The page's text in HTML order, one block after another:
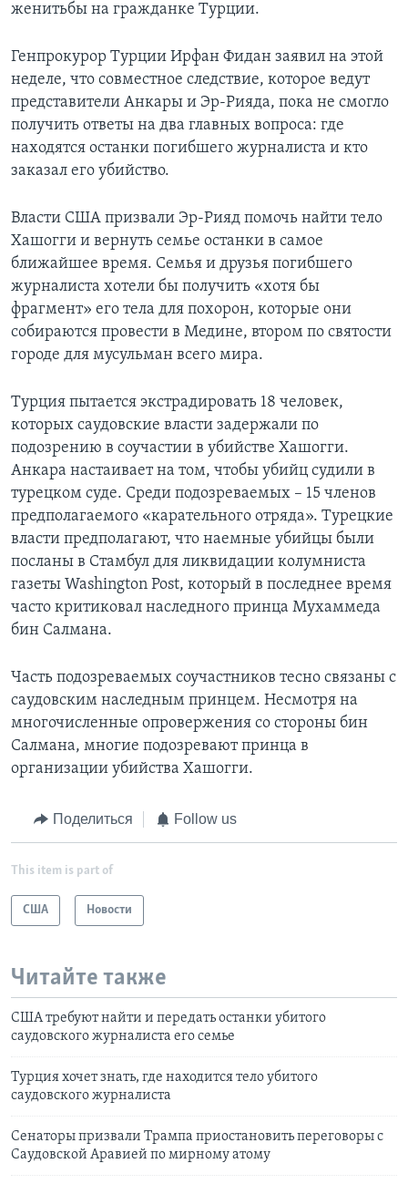
женитьбы на гражданке Турции.
Генпрокурор Турции Ирфан Фидан заявил на этой
неделе, что совместное следствие, которое ведут
представители Анкары и Эр-Рияда, пока не смогло
получить ответы на два главных вопроса: где
находятся останки погибшего журналиста и кто
заказал его убийство.
Власти США призвали Эр-Рияд помочь найти тело
Хашогги и вернуть семье останки в самое
ближайшее время. Семья и друзья погибшего
журналиста хотели бы получить «хотя бы
фрагмент» его тела для похорон, которые они
собираются провести в Медине, втором по святости
городе для мусульман всего мира.
Турция пытается экстрадировать 18 человек,
которых саудовские власти задержали по
подозрению в соучастии в убийстве Хашогги.
Анкара настаивает на том, чтобы убийц судили в
турецком суде. Среди подозреваемых – 15 членов
предполагаемого «карательного отряда». Турецкие
власти предполагают, что наемные убийцы были
посланы в Стамбул для ликвидации колумниста
газеты Washington Post, который в последнее время
часто критиковал наследного принца Мухаммеда
бин Салмана.
Часть подозреваемых соучастников тесно связаны с
саудовским наследным принцем. Несмотря на
многочисленные опровержения со стороны бин
Салмана, многие подозревают принца в
организации убийства Хашогги.
Поделиться Follow us
This item is part of
США Новости
Читайте также
США требуют найти и передать останки убитого
саудовского журналиста его семье
Турция хочет знать, где находится тело убитого
саудовского журналиста
Сенаторы призвали Трампа приостановить переговоры с
Саудовской Аравией по мирному атому